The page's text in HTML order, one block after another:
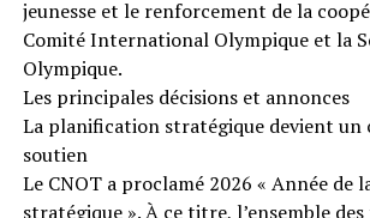
jeunesse et le renforcement de la
Comité International Olympique et la
Olympique.
Les principales décisions et annonces
La planification stratégique devient un
soutien
Le CNOT a proclamé 2026 « Année de
stratégique ». À ce titre, l’ensemble